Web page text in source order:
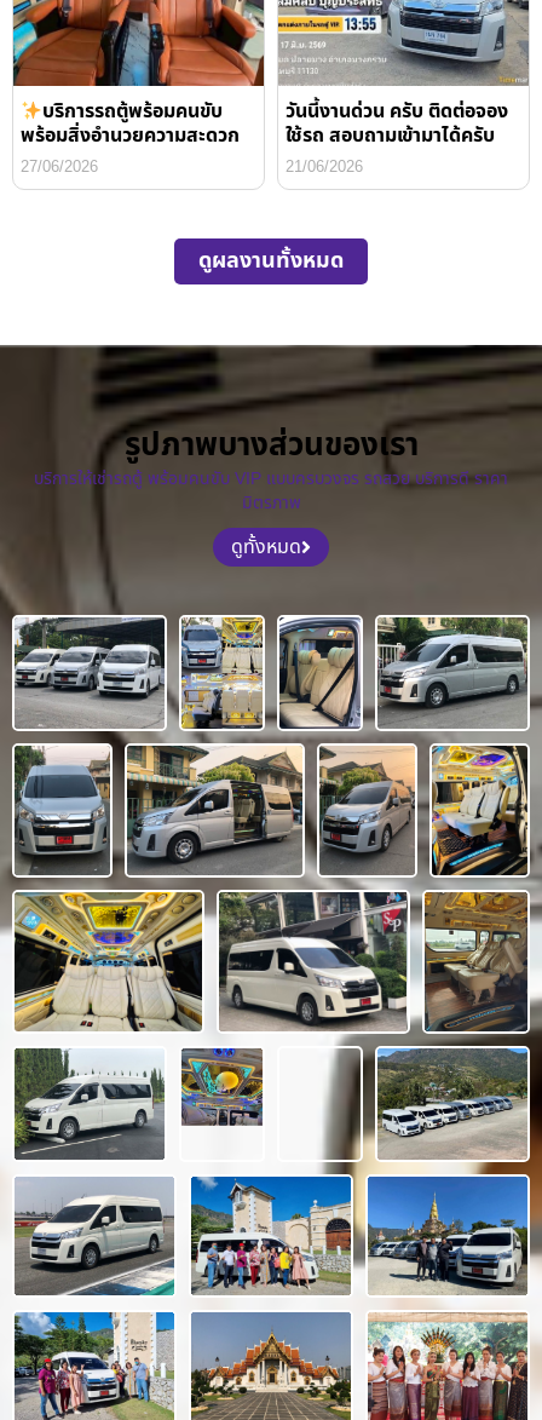
บริการรถตู้พร้อมคนขับ
พร้อมสิ่งอำนวยความสะดวก
27/06/2026
วันนี้งานด่วน ครับ ติดต่อจอง
ใช้รถ สอบถามเข้ามาได้ครับ
21/06/2026
ดูผลงานทั้งหมด
รูปภาพบางส่วนของเรา
บริการให้เช่ารถตู้ พร้อมคนขับ VIP แบบครบวงจร รถสวย บริการดี ราคา
มิตรภาพ
ดูทั้งหมด